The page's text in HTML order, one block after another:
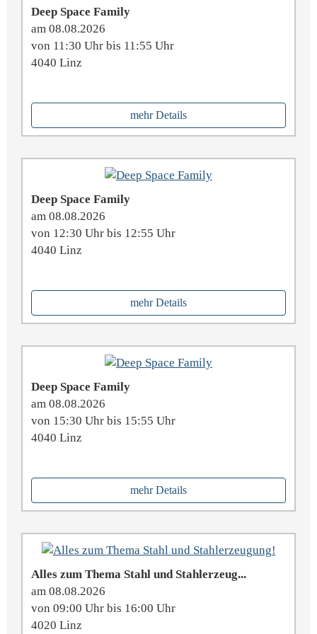
Deep Space Family
am 08.08.2026
von 11:30 Uhr bis 11:55 Uhr
4040 Linz
mehr Details
Deep Space Family
am 08.08.2026
von 12:30 Uhr bis 12:55 Uhr
4040 Linz
mehr Details
Deep Space Family
am 08.08.2026
von 15:30 Uhr bis 15:55 Uhr
4040 Linz
mehr Details
Alles zum Thema Stahl und Stahlerzeug...
am 08.08.2026
von 09:00 Uhr bis 16:00 Uhr
4020 Linz